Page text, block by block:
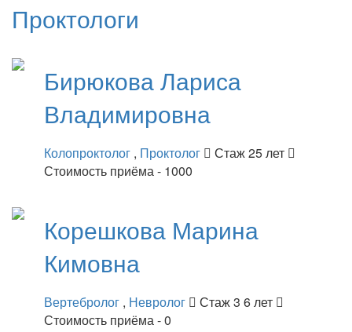
Проктологи
БирюковаЛариса
Владимировна
Колопроктолог , Проктолог
Стаж 25 лет
Стоимость приёма - 1000
Корешкова Марина
Кимовна
Вертебролог , Невролог
Стаж 3 6 лет
Стоимость приёма - 0